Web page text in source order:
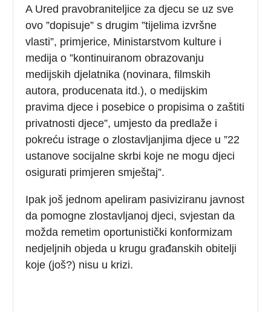
A Ured pravobraniteljice za djecu se uz sve
ovo ”dopisuje” s drugim ”tijelima izvršne
vlasti”, primjerice, Ministarstvom kulture i
medija o ”kontinuiranom obrazovanju
medijskih djelatnika (novinara, filmskih
autora, producenata itd.), o medijskim
pravima djece i posebice o propisima o zaštiti
privatnosti djece”, umjesto da predlaže i
pokreću istrage o zlostavljanjima djece u ”22
ustanove socijalne skrbi koje ne mogu djeci
osigurati primjeren smještaj”.
Ipak još jednom apeliram pasiviziranu javnost
da pomogne zlostavljanoj djeci, svjestan da
možda remetim oportunistički konformizam
nedjeljnih objeda u krugu građanskih obitelji
koje (još?) nisu u krizi.